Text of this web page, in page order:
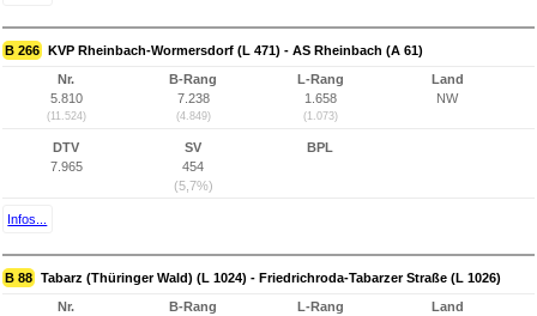
B 266 KVP Rheinbach-Wormersdorf (L 471) - AS Rheinbach (A 61)
Nr.
5.810
(11.524)
B-Rang
7.238
(4.849)
L-Rang
1.658
(1.073)
Land
NW
DTV
7.965
SV
454
(5,7%)
BPL
Infos...
B 88 Tabarz (Thüringer Wald) (L 1024) - Friedrichroda-Tabarzer Straße (L 1026)
Nr.
B-Rang
L-Rang
Land